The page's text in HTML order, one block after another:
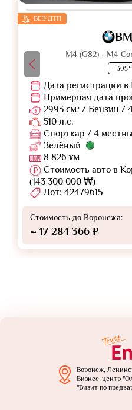
БЕЗ ДТП
M4 (G82) - M4
305
Дата регистрации в
Примерная дата
2993 см³ / Бензин /
510 л.с.
Спорткар / 4
Зелёный
8 826 км
Стоимость авто в
(143 300 000 ₩)
Лот: 42479615
Стоимость до Воронежа:
~ 17 284 366 ₽
Воронеж,
Бизнес-центр
"Визит по